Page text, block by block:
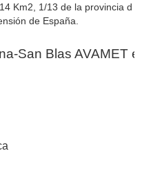
Km2, 1/13 de la provincia d
de España.
AVAMET en